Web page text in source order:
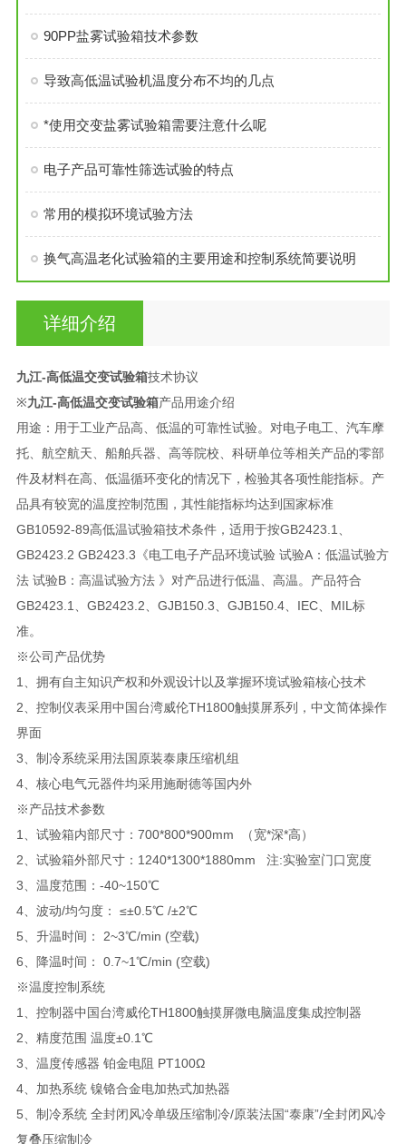
90PP盐雾试验箱技术参数
导致高低温试验机温度分布不均的几点
*使用交变盐雾试验箱需要注意什么呢
电子产品可靠性筛选试验的特点
常用的模拟环境试验方法
换气高温老化试验箱的主要用途和控制系统简要说明
详细介绍
九江-高低温交变试验箱技术协议
※九江-高低温交变试验箱产品用途介绍
用途：用于工业产品高、低温的可靠性试验。对电子电工、汽车摩
托、航空航天、船舶兵器、高等院校、科研单位等相关产品的零部
件及材料在高、低温循环变化的情况下，检验其各项性能指标。产
品具有较宽的温度控制范围，其性能指标均达到国家标准
GB10592-89高低温试验箱技术条件，适用于按GB2423.1、
GB2423.2 GB2423.3《电工电子产品环境试验 试验A：低温试验方
法 试验B：高温试验方法 》对产品进行低温、高温。产品符合
GB2423.1、GB2423.2、GJB150.3、GJB150.4、IEC、MIL标
准。
※公司产品优势
1、拥有自主知识产权和外观设计以及掌握环境试验箱核心技术
2、控制仪表采用中国台湾威伦TH1800触摸屏系列，中文简体操作
界面
3、制冷系统采用法国原装泰康压缩机组
4、核心电气元器件均采用施耐德等国内外
※产品技术参数
1、试验箱内部尺寸：700*800*900mm （宽*深*高）
2、试验箱外部尺寸：1240*1300*1880mm 注:实验室门口宽度
3、温度范围：-40~150℃
4、波动/均匀度： ≤±0.5℃ /±2℃
5、升温时间： 2~3℃/min (空载)
6、降温时间： 0.7~1℃/min (空载)
※温度控制系统
1、控制器中国台湾威伦TH1800触摸屏微电脑温度集成控制器
2、精度范围 温度±0.1℃
3、温度传感器 铂金电阻 PT100Ω
4、加热系统 镍铬合金电加热式加热器
5、制冷系统 全封闭风冷单级压缩制冷/原装法国“泰康”/全封闭风冷
复叠压缩制冷